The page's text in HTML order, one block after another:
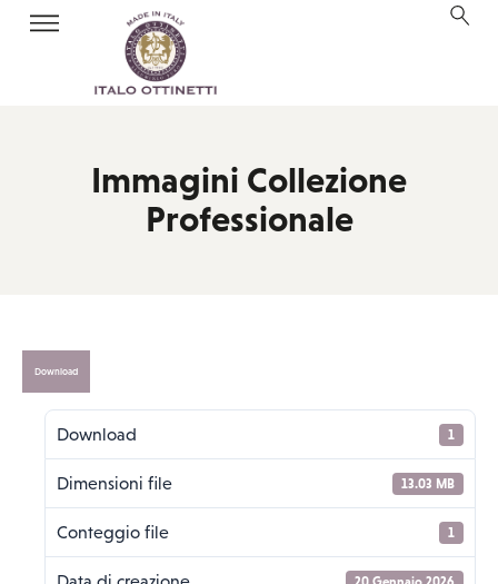
Immagini Collezione
Professionale
Download
Download 1
Dimensioni file 13.03 MB
Conteggio file 1